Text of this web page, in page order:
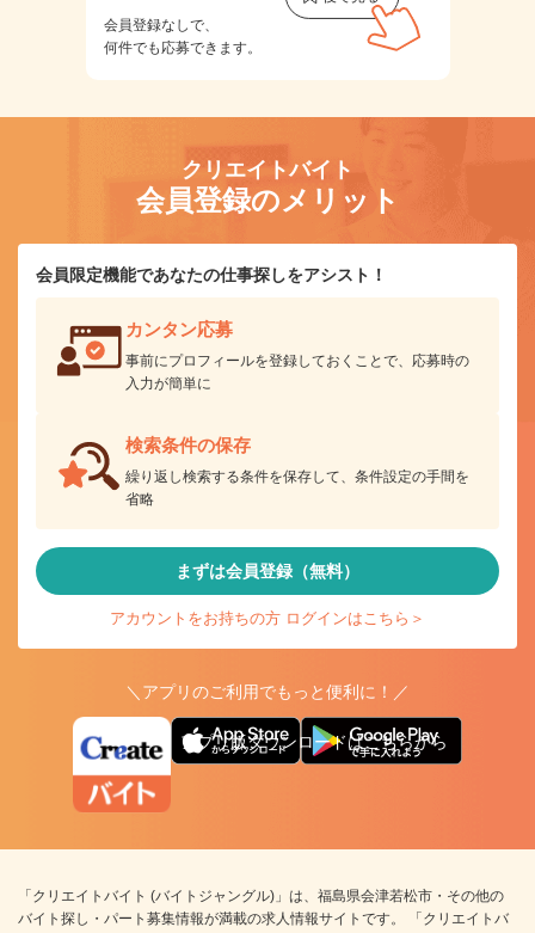
会員登録なしで、
何件でも応募できます。
クリエイトバイト
会員登録のメリット
会員限定機能であなたの仕事探しをアシスト！
カンタン応募
事前にプロフィールを登録しておくことで、応募時の
入力が簡単に
検索条件の保存
繰り返し検索する条件を保存して、条件設定の手間を
省略
まずは会員登録（無料）
アカウントをお持ちの方 ログインはこちら＞
＼アプリのご利用でもっと便利に！／
アプリ版ダウンロードはこちらから
「クリエイトバイト (バイトジャングル)」は、福島県会津若松市・その他の
バイト探し・パート募集情報が満載の求人情報サイトです。 「クリエイトバ